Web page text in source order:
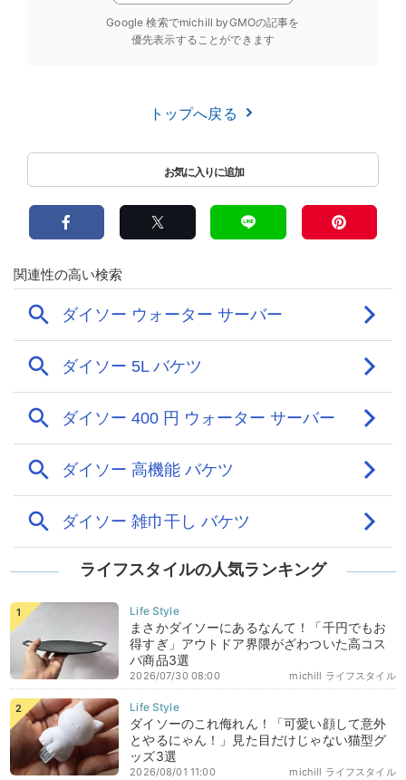
Google 検索でmichill byGMOの記事を
優先表示することができます
トップへ戻る
ライフスタイルの人気ランキング
まさかダイソーにあるなんて！「千円でもお
得すぎ」アウトドア界隈がざわついた高コス
パ商品3選
michill ライフスタイル
2026/07/30 08:00
ダイソーのこれ侮れん！「可愛い顔して意外
とやるにゃん！」見た目だけじゃない猫型グ
ッズ3選
michill ライフスタイル
2026/08/01 11:00